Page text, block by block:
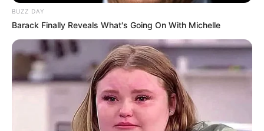
BUZZ DAY
Barack Finally Reveals What's Going On With Michelle